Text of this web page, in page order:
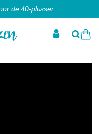
de 40-plusser